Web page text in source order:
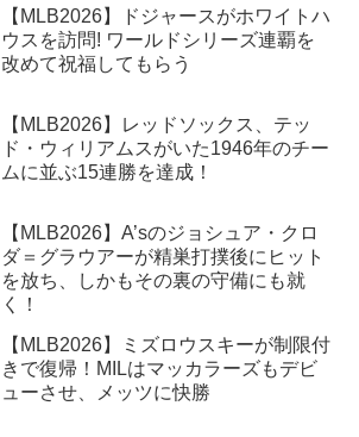
【MLB2026】ドジャースがホワイトハ
ウスを訪問! ワールドシリーズ連覇を
改めて祝福してもらう
【MLB2026】レッドソックス、テッ
ド・ウィリアムスがいた1946年のチー
ムに並ぶ15連勝を達成！
【MLB2026】A’sのジョシュア・クロ
ダ＝グラウアーが精巣打撲後にヒット
を放ち、しかもその裏の守備にも就
く！
【MLB2026】ミズロウスキーが制限付
きで復帰！MILはマッカラーズもデビ
ューさせ、メッツに快勝